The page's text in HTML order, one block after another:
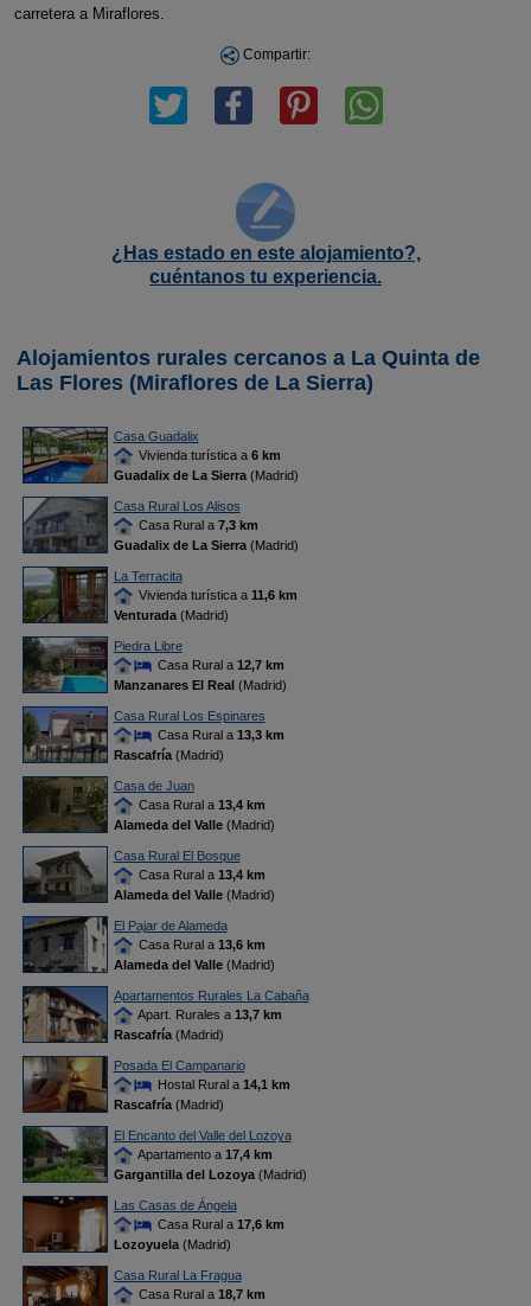
carretera a Miraflores.
Compartir:
¿Has estado en este alojamiento?,
cuéntanos tu experiencia.
Alojamientos rurales cercanos a La Quinta de
Las Flores (Miraflores de La Sierra)
Casa Guadalix
Vivienda turística a 6 km
Guadalix de La Sierra(Madrid)
Casa Rural Los Alisos
Casa Rural a 7,3 km
Guadalix de La Sierra(Madrid)
La Terracita
Vivienda turística a 11,6 km
Venturada(Madrid)
Piedra Libre
Casa Rural a 12,7 km
Manzanares El Real(Madrid)
Casa Rural Los Espinares
Casa Rural a 13,3 km
Rascafría(Madrid)
Casa de Juan
Casa Rural a 13,4 km
Alameda del Valle(Madrid)
Casa Rural El Bosque
Casa Rural a 13,4 km
Alameda del Valle(Madrid)
El Pajar de Alameda
Casa Rural a 13,6 km
Alameda del Valle(Madrid)
Apartamentos Rurales La Cabaña
Apart. Rurales a 13,7 km
Rascafría(Madrid)
Posada El Campanario
Hostal Rural a 14,1 km
Rascafría(Madrid)
El Encanto del Valle del Lozoya
Apartamento a 17,4 km
Gargantilla del Lozoya(Madrid)
Las Casas de Ángela
Casa Rural a 17,6 km
Lozoyuela(Madrid)
Casa Rural La Fragua
Casa Rural a 18,7 km